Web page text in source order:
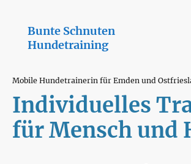
Bunte Schnuten
Hundetraining
Mobile Hundetrainerin für Emden und
Individuelles
für Mensch und